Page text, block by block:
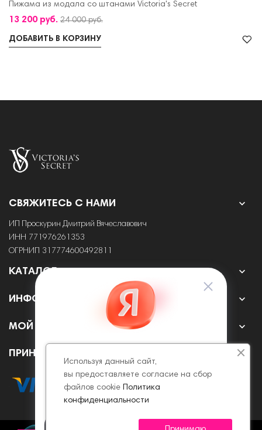
Пижама из модала со штанами Victoria's Secret
13 200 руб. 24 000 руб.
ДОБАВИТЬ В КОРЗИНУ
СВЯЖИТЕСЬ С НАМИ 
ИП Проскурин Дмитрий Вячеславович
ИНН 771976261353
ОГРНИП 317774600492811
КАТАЛОГ 
ИНФОРМАЦИЯ 
МОЙ АККАУНТ 
ПРИНИМАЕМ К ОПЛАТЕ ОНЛАЙН
Используя данный сайт,
вы предоставляете согласие на сбор
файлов cookie Политика
конфиденциальности